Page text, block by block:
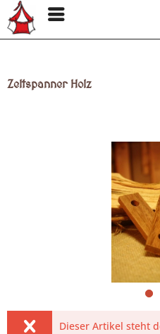
Zeltspanner Holz
Dieser Artikel steht